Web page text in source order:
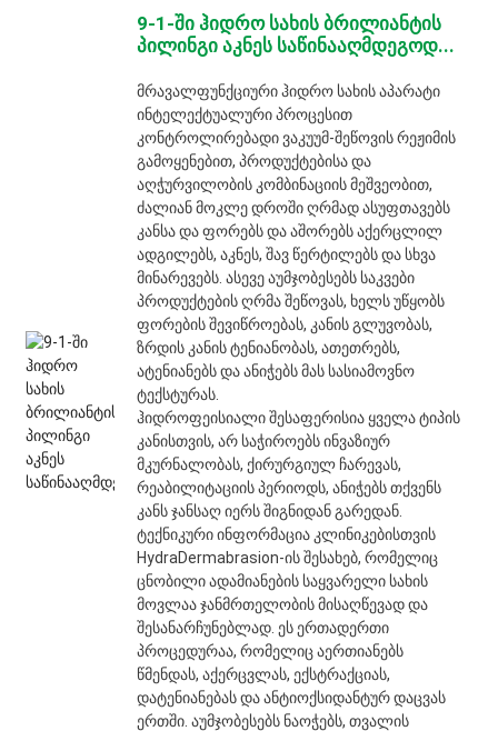
9-1-ში ჰიდრო სახის ბრილიანტის
პილინგი აკნეს საწინააღმდეგოდ...
მრავალფუნქციური ჰიდრო სახის აპარატი
ინტელექტუალური პროცესით
კონტროლირებადი ვაკუუმ-შეწოვის რეჟიმის
გამოყენებით, პროდუქტებისა და
აღჭურვილობის კომბინაციის მეშვეობით,
ძალიან მოკლე დროში ღრმად ასუფთავებს
კანსა და ფორებს და აშორებს აქერცლილ
ადგილებს, აკნეს, შავ წერტილებს და სხვა
მინარევებს. ასევე აუმჯობესებს საკვები
პროდუქტების ღრმა შეწოვას, ხელს უწყობს
ფორების შევიწროებას, კანის გლუვობას,
ზრდის კანის ტენიანობას, ათეთრებს,
ატენიანებს და ანიჭებს მას სასიამოვნო
ტექსტურას.
ჰიდროფეისიალი შესაფერისია ყველა ტიპის
კანისთვის, არ საჭიროებს ინვაზიურ
მკურნალობას, ქირურგიულ ჩარევას,
რეაბილიტაციის პერიოდს, ანიჭებს თქვენს
კანს ჯანსაღ იერს შიგნიდან გარედან.
ტექნიკური ინფორმაცია კლინიკებისთვის
HydraDermabrasion-ის შესახებ, რომელიც
ცნობილი ადამიანების საყვარელი სახის
მოვლაა ჯანმრთელობის მისაღწევად და
შესანარჩუნებლად. ეს ერთადერთი
პროცედურაა, რომელიც აერთიანებს
წმენდას, აქერცვლას, ექსტრაქციას,
დატენიანებას და ანტიოქსიდანტურ დაცვას
ერთში. აუმჯობესებს ნაოჭებს, თვალის